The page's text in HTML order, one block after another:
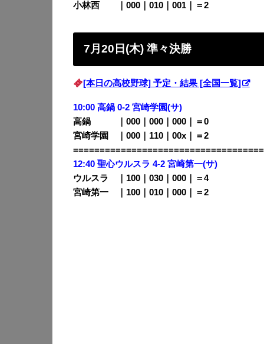
小林西 ｜000｜010｜001｜＝2
7月20日(木) 準々決勝
[本日の高校野球] 予定・結果 [全国一覧]
10:00 高鍋 0-2 宮崎学園(サ)
高鍋 ｜000｜000｜000｜＝0
宮崎学園 ｜000｜110｜00x｜＝2
12:40 聖心ウルスラ 4-2 宮崎第一(サ)
ウルスラ ｜100｜030｜000｜＝4
宮崎第一 ｜100｜010｜000｜＝2